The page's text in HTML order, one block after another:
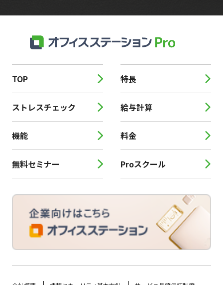
TOP 特長
ストレスチェック 給与計算
機能 料金
無料セミナー Proスクール